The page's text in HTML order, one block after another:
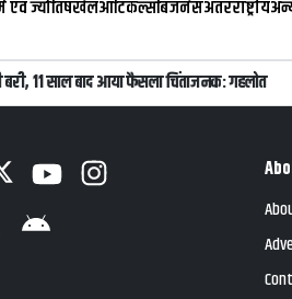
एवं ज्योतिषखेलआर्टिकल्सबिजनेसअंतरराष्ट्रीय
11 साल बाद आया फैसला चिंताजनक: गहलोत